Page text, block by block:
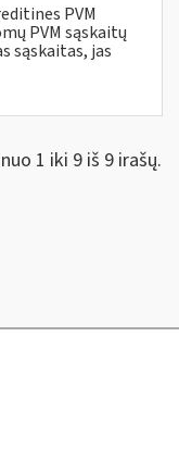
PVM
PVM sąskaitų
sąskaitas, jas
1 iki 9 iš 9 irašų.